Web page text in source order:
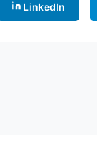
LinkedIn